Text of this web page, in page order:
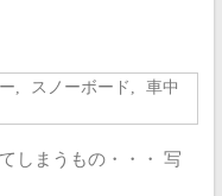
スノーボード
車中
しまうもの・・・ 写